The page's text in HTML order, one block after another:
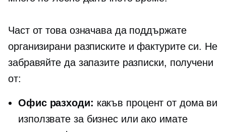
Част от това означава да поддържате
организирани разписките и фактурите си. Не
забравяйте да запазите разписки, получени
от:
Офис разходи: какъв процент от дома ви
използвате за бизнес или ако имате